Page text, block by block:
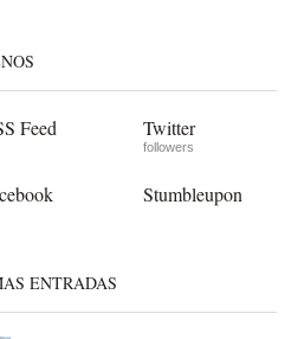
Feed Twitter
followers
Stumbleupon
ENTRADAS